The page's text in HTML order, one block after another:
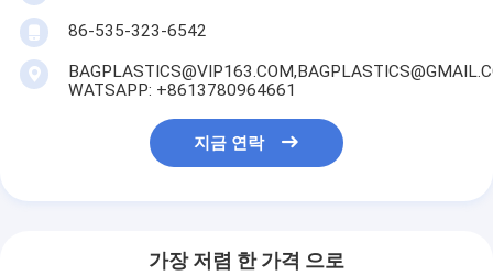
86-535-323-6542
WATSAPP: +8613780964661
지금 연락
가장 저렴 한 가격 으로